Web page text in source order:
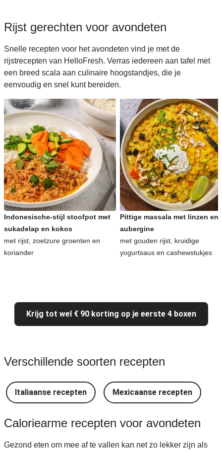
Rijst gerechten voor avondeten
Snelle recepten voor het avondeten vind je met de
rijstrecepten van HelloFresh. Verras iedereen aan tafel met
een breed scala aan culinaire hoogstandjes, die je
eenvoudig en snel kunt bereiden.
Indonesische-stijl stoofpot met
sukadelap en kokos
met rijst, zoetzure groenten en
koriander
Pittige massala met linzen en
aubergine
met gouden rijst, kruidige
yogurtsaus en cashewstukjes
Krijg tot wel € 90 korting op je eerste 4 boxen
Verschillende soorten recepten
Italiaanse recepten Mexicaanse recepten
Caloriearme recepten voor avondeten
Gezond eten om mee af te vallen kan net zo lekker zijn als